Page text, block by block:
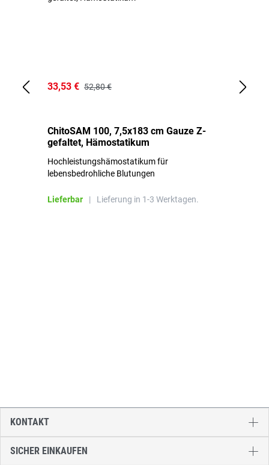
33,53 € 52,80 €
ChitoSAM 100, 7,5x183 cm Gauze Z-
gefaltet, Hämostatikum
Hochleistungshämostatikum für
lebensbedrohliche Blutungen
Lieferbar | Lieferung in 1-3 Werktagen.
SICHER EINKAUFEN
KONTAKT